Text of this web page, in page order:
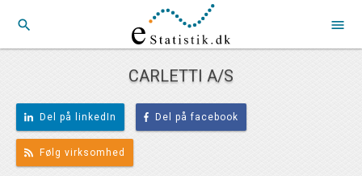
search menu
CARLETTI A/S
Del på linkedIn Del på facebook
Følg virksomhed